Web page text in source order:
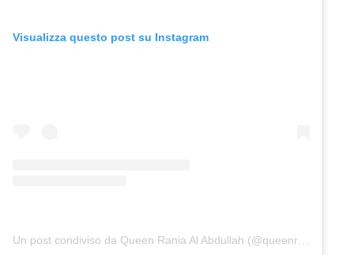
Visualizza questo post su Instagram